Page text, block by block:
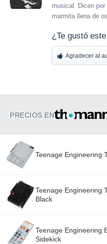
musical. Dicen
marmita llena de
¿Te gustó
Agradecer al
PRECIOS EN
Teenage Engineering
Teenage Engineering
Black
Teenage Engineering
Sidekick